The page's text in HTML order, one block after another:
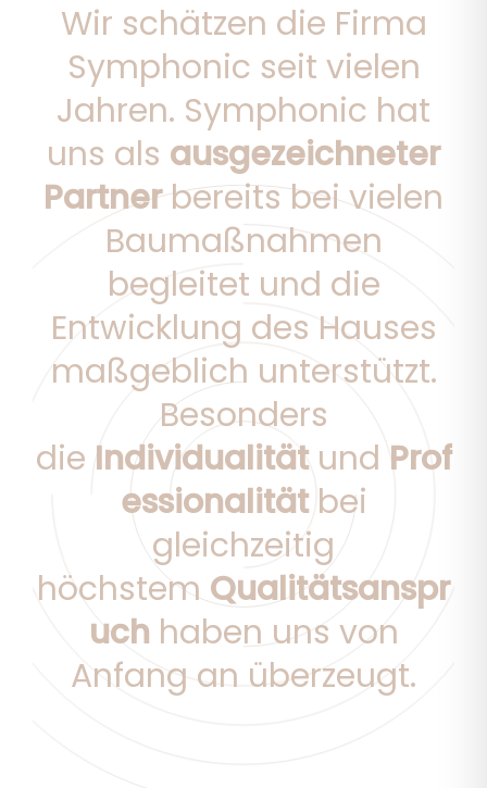
Wir schätzen die Firma
Symphonic seit vielen
Jahren. Symphonic hat
uns als ausgezeichneter
Partnerbereits bei vielen
Baumaßnahmen
begleitet und die
Entwicklung des Hauses
maßgeblich unterstützt.
Besonders
die Individualitätund Prof
essionalität bei
gleichzeitig
höchstemQualitätsanspr
uch haben uns von
Anfang an überzeugt.